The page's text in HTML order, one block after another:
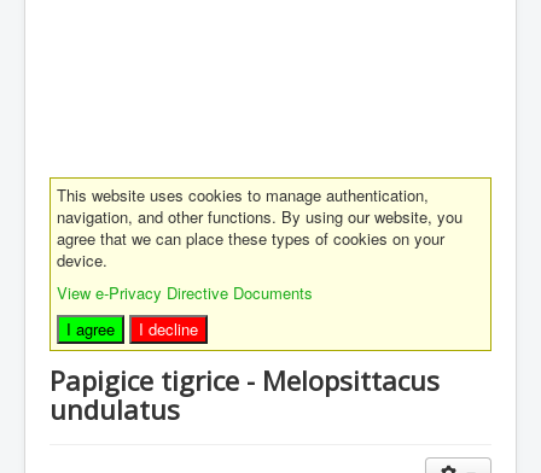
This website uses cookies to manage authentication,
navigation, and other functions. By using our website, you
agree that we can place these types of cookies on your
device.
View e-Privacy Directive Documents
I agree
I decline
Papigice tigrice - Melopsittacus
undulatus